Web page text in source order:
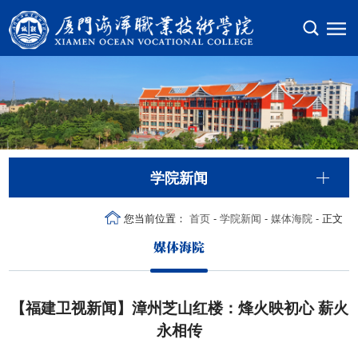
学院新闻
媒体海院
您当前位置： 首页- 学院新闻 - 媒体海院 - 正文
【福建卫视新闻】漳州芝山红楼：烽火映初心 薪火
永相传